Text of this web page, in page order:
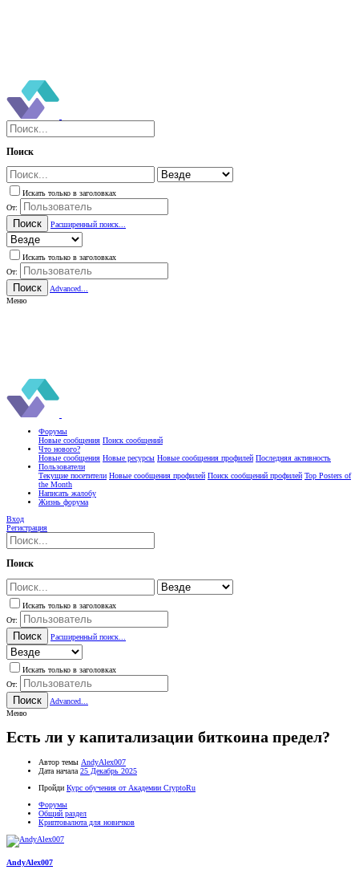
Поиск
Искать только в заголовках
От:
Поиск Расширенный поиск...
Искать только в заголовках
От:
Поиск
Advanced...
Меню
Форумы
Новые сообщения Поиск сообщений
Что нового?
Новые сообщения Новые ресурсы Новые сообщения профилей Последняя активность
Пользователи
Текущие посетители Новые сообщения профилей Поиск сообщений профилей Top Posters of
the Month
Написать жалобу
Жизнь форума
Вход
Регистрация
Поиск
Искать только в заголовках
От:
Поиск Расширенный поиск...
Искать только в заголовках
От:
Поиск
Advanced...
Меню
Есть ли у капитализации биткоина предел?
Автор темы AndyAlex007
Дата начала 25 Декабрь 2025
Пройди Курс обучения от Академии CryptoRu
Форумы
Общий раздел
Криптовалюта для новичков
AndyAlex007